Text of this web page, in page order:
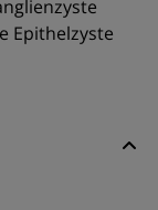
Epithelzyste